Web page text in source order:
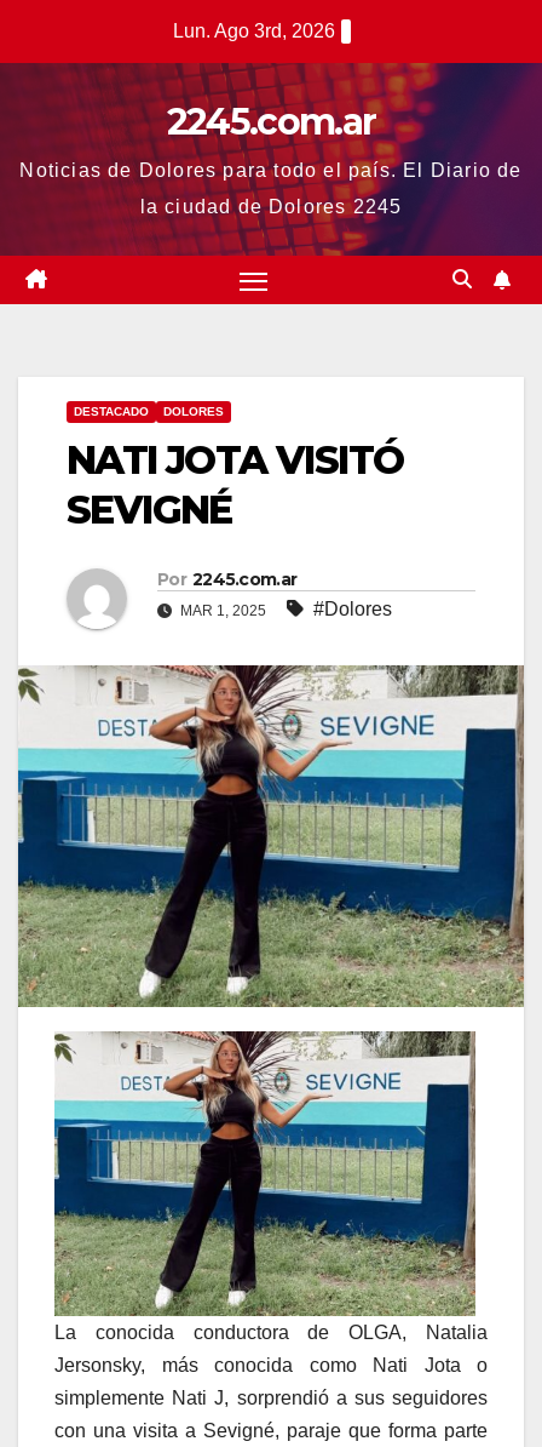
Lun. Ago 3rd, 2026
2245.com.ar
Noticias de Dolores para todo el país. El Diario de
la ciudad de Dolores 2245
DESTACADO DOLORES
NATI JOTA VISITÓ
SEVIGNÉ
Por 2245.com.ar
MAR 1, 2025 #Dolores
La conocida conductora de OLGA, Natalia
Jersonsky, más conocida como Nati Jota o
simplemente Nati J, sorprendió a sus seguidores
con una visita a Sevigné, paraje que forma parte